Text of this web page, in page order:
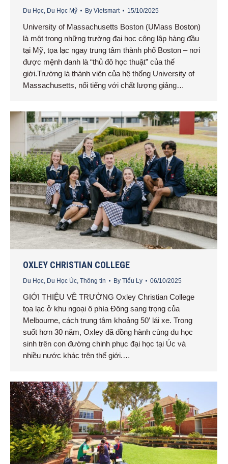
Du Học, Du Học Mỹ By Vietsmart 15/10/2025
University of Massachusetts Boston (UMass Boston)
là một trong những trường đại học công lập hàng đầu
tại Mỹ, tọa lạc ngay trung tâm thành phố Boston – nơi
được mệnh danh là “thủ đô học thuật” của thế
giới.Trường là thành viên của hệ thống University of
Massachusetts, nổi tiếng với chất lượng giảng…
OXLEY CHRISTIAN COLLEGE
Du Học, Du Học Úc, Thông tin By Tiểu Ly 06/10/2025
GIỚI THIỆU VỀ TRƯỜNG Oxley Christian College
tọa lạc ở khu ngoại ô phía Đông sang trọng của
Melbourne, cách trung tâm khoảng 50′ lái xe. Trong
suốt hơn 30 năm, Oxley đã đồng hành cùng du học
sinh trên con đường chinh phục đại học tại Úc và
nhiều nước khác trên thế giới.…